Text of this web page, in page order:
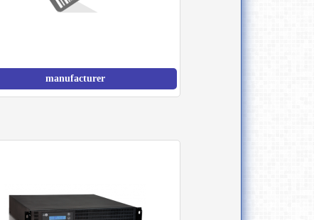
manufacturer